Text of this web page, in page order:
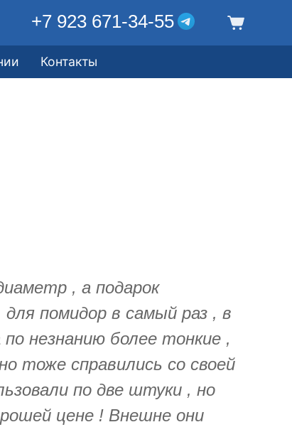
+7 923 671-34-55
Контакты
, а подарок
помидор в самый раз , в
незнанию более тонкие ,
тоже справились со своей
по две штуки , но
цене ! Внешне они